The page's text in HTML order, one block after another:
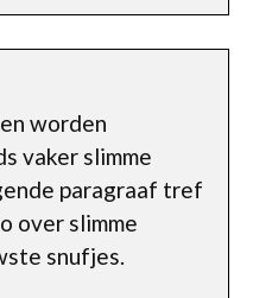
worden
vaker slimme
paragraaf tref
over slimme
snufjes.